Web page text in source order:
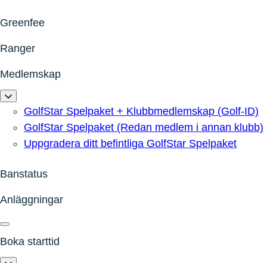
Greenfee
Ranger
Medlemskap
GolfStar Spelpaket + Klubbmedlemskap (Golf-ID)
GolfStar Spelpaket (Redan medlem i annan klubb)
Uppgradera ditt befintliga GolfStar Spelpaket
Banstatus
Anläggningar
Boka starttid